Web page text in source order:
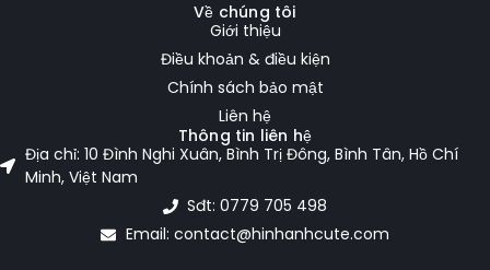
Về chúng tôi
Giới thiệu
Điều khoản & điều kiện
Chính sách bảo mật
Liên hệ
Thông tin liên hệ
Địa chỉ: 10 Đình Nghi Xuân, Bình Trị Đông, Bình Tân, Hồ Chí
Minh, Việt Nam
Sđt: 0779 705 498
Email: contact@hinhanhcute.com